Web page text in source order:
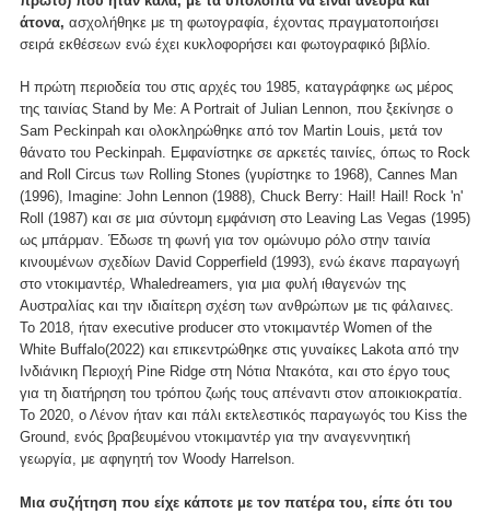
άτονα, ασχολήθηκε με τη φωτογραφία, έχοντας πραγματοποιήσει
σειρά εκθέσεων ενώ έχει κυκλοφορήσει και φωτογραφικό βιβλίο.
Η πρώτη περιοδεία του στις αρχές του 1985, καταγράφηκε ως μέρος
της ταινίας Stand by Me: A Portrait of Julian Lennon, που ξεκίνησε ο
Sam Peckinpah και ολοκληρώθηκε από τον Martin Louis, μετά τον
θάνατο του Peckinpah. Εμφανίστηκε σε αρκετές ταινίες, όπως το Rock
and Roll Circus των Rolling Stones (γυρίστηκε το 1968), Cannes Man
(1996), Imagine: John Lennon (1988), Chuck Berry: Hail! Hail! Rock 'n'
Roll (1987) και σε μια σύντομη εμφάνιση στο Leaving Las Vegas (1995)
ως μπάρμαν. Έδωσε τη φωνή για τον ομώνυμο ρόλο στην ταινία
κινουμένων σχεδίων David Copperfield (1993), ενώ έκανε παραγωγή
στο ντοκιμαντέρ, Whaledreamers, για μια φυλή ιθαγενών της
Αυστραλίας και την ιδιαίτερη σχέση των ανθρώπων με τις φάλαινες.
Το 2018, ήταν executive producer στο ντοκιμαντέρ Women of the
White Buffalo(2022) και επικεντρώθηκε στις γυναίκες Lakota από την
Ινδιάνικη Περιοχή Pine Ridge στη Νότια Ντακότα, και στο έργο τους
για τη διατήρηση του τρόπου ζωής τους απέναντι στον αποικιοκρατία.
Το 2020, ο Λένον ήταν και πάλι εκτελεστικός παραγωγός του Kiss the
Ground, ενός βραβευμένου ντοκιμαντέρ για την αναγεννητική
γεωργία, με αφηγητή τον Woody Harrelson.
Μια συζήτηση που είχε κάποτε με τον πατέρα του, είπε ότι του